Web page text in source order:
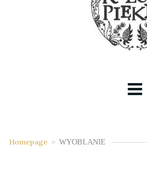
Homepage > WYOBLANIE